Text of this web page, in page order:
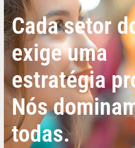
Cada setor
exige uma
estratégia
Nós
todas.